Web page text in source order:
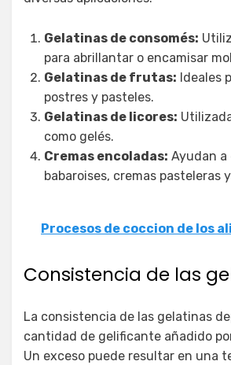
Gelatinas de consomés:
para abrillantar o encamisar
Gelatinas de frutas: Ideales
postres y pasteles.
Gelatinas de licores:
como gelés.
Cremas encoladas: Ayudan
babaroises, cremas pasteleras
Procesos de coccion de los
Consistencia de las
La consistencia de las gelatinas
cantidad de gelificante añadido
Un exceso puede resultar en una